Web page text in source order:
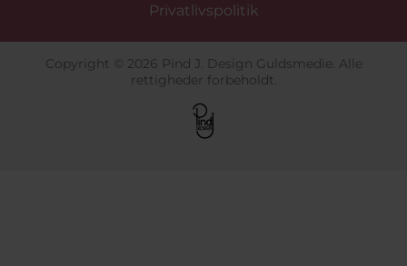
Privatlivspolitik
Copyright © 2026 Pind J. Design Guldsmedie. Alle
rettigheder forbeholdt.